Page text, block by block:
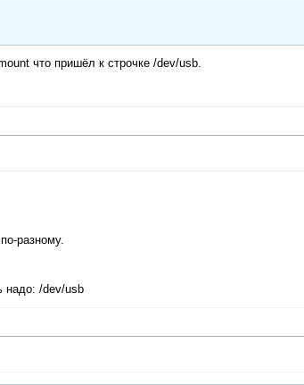
что пришёл к строчке /dev/usb.
разному.
надо: /dev/usb